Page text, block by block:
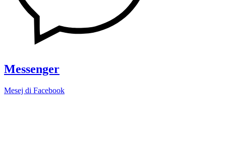
Messenger
Mesej di Facebook